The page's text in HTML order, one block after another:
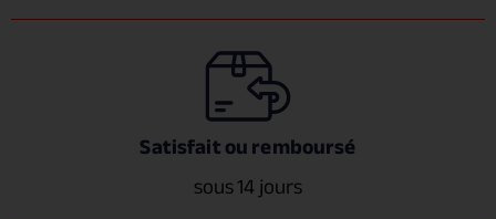
Satisfait ou remboursé
sous 14 jours